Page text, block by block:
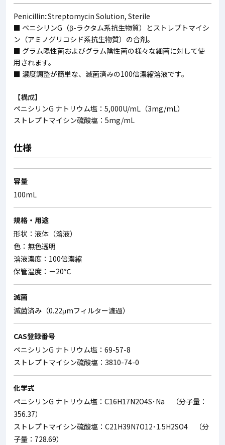
Penicillin::Streptomycin Solution, Sterile
■ ペニシリンG（β-ラクタム系抗生物質）とストレプトマイシ
ン（アミノグリコシド系抗生物質）の合剤。
■ グラム陽性菌およびグラム陰性菌の様々な細菌に対して使
用されます。
■ 濃度調整が簡単な、滅菌済みの100倍濃縮溶液です。
【構成】
ペニシリンG ナトリウム塩：5,000U/mL（3mg/mL）
ストレプトマイシン硫酸塩：5mg/mL
仕様
容量
100mL
規格・用途
形状：液体（溶液）
色：無色透明
溶液濃度：100倍濃縮
保管温度：－20℃
滅菌
滅菌済み（0.22μmフィルター濾過）
CAS登録番号
ペニシリンG ナトリウム塩：69-57-8
ストレプトマイシン硫酸塩：3810-74-0
化学式
ペニシリンG ナトリウム塩：C16H17N2O4S･Na （分子量：
356.37）
ストレプトマイシン硫酸塩：C21H39N7O12･1.5H2SO4 （分
子量：728.69）